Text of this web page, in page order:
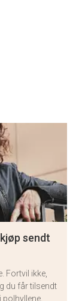
sendt
Fortvil ikke,
du får tilsendt